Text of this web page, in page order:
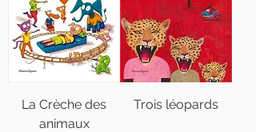
La Crèche des
animaux
Trois léopards